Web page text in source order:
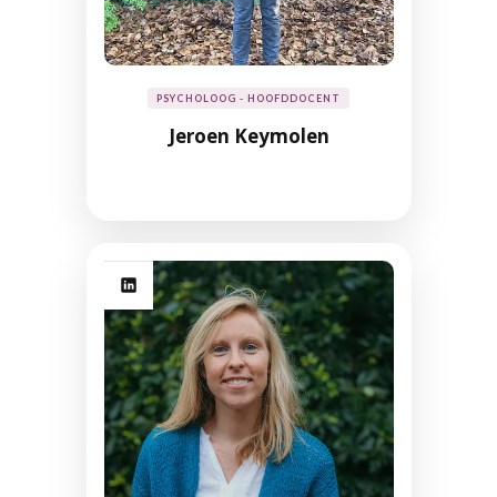
PSYCHOLOOG - HOOFDDOCENT
Jeroen Keymolen